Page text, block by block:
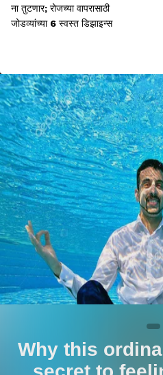
ना तुटणार; रोजच्या वापरासाठी
जोडव्यांच्या 6 स्वस्त डिझाइन्स